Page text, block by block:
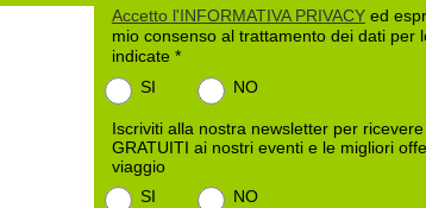
Accetto l'INFORMATIVA PRIVACYed
mio consenso al trattamento dei dati per
indicate *
SI
NO
Iscriviti alla nostra newsletter per
GRATUITI ai nostri eventi e le migliori
viaggio
SI
NO